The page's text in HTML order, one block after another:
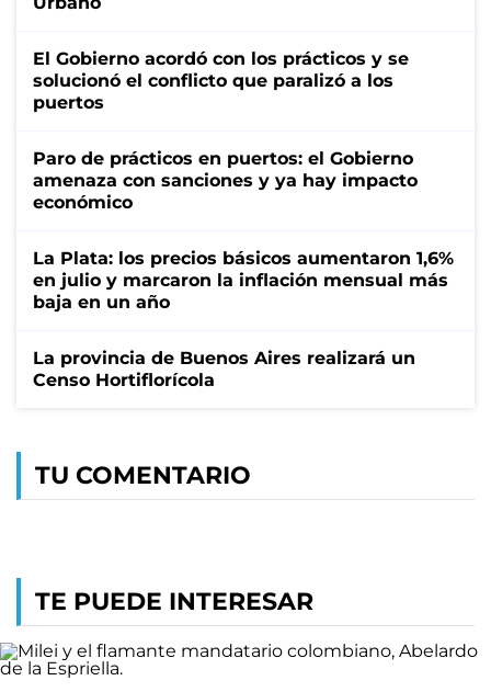
El Gobierno acordó con los prácticos y se
solucionó el conflicto que paralizó a los
puertos
Paro de prácticos en puertos: el Gobierno
amenaza con sanciones y ya hay impacto
económico
La Plata: los precios básicos aumentaron 1,6%
en julio y marcaron la inflación mensual más
baja en un año
La provincia de Buenos Aires realizará un
Censo Hortiflorícola
TU COMENTARIO
TE PUEDE INTERESAR